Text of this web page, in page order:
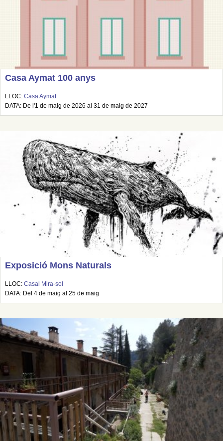
Casa Aymat 100 anys
LLOC: Casa Aymat
DATA: De l'1 de maig de 2026 al 31 de maig de 2027
Exposició Mons Naturals
LLOC: Casal Mira-sol
DATA: Del 4 de maig al 25 de maig